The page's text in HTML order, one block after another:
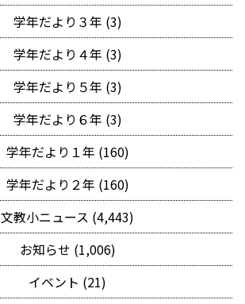
学年だより３年 (3)
学年だより４年 (3)
学年だより５年 (3)
学年だより６年 (3)
学年だより１年 (160)
学年だより２年 (160)
文教小ニュース (4,443)
お知らせ (1,006)
イベント (21)